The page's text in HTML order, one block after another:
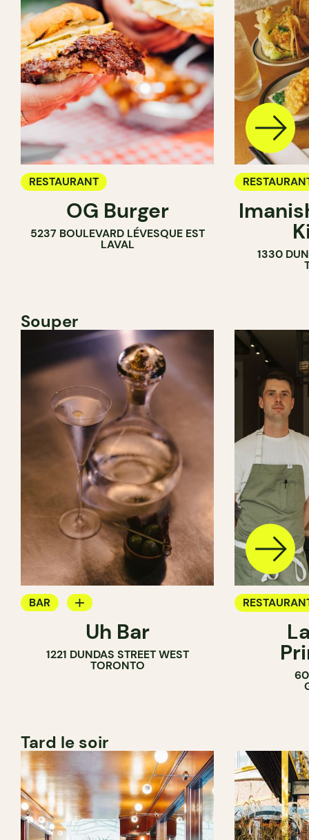
RESTAURANT
OG Burger
5237 BOULEVARD LÉVESQUE EST
LAVAL
1330
Souper
BAR
BAR À COCKTAILUh Bar
1221 DUNDAS STREET WEST
TORONTO
60
Tard le soir